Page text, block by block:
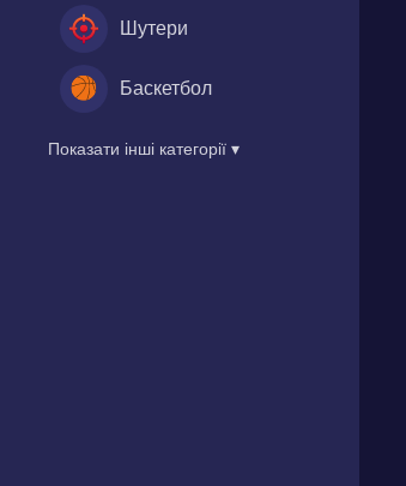
Шутери
Баскетбол
Показати інші категорії ▾